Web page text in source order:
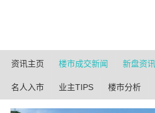
资讯主页 楼市成交新闻 新盘资讯
名人入市 业主TIPS 楼市分析